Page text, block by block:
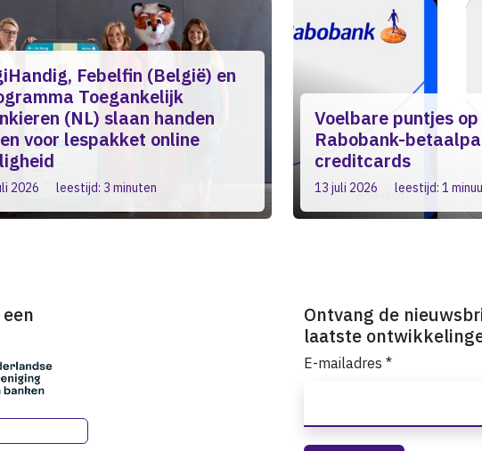
Febelfin (België) en
Toegankelijk
(NL) slaan handen
voor lespakket online
2026 leestijd: 3 minuten
Voelbare puntjes
Rabobank-
creditcards
13 juli 2026 leestijd: 1
Ontvang de
laatste
E-mailadres *